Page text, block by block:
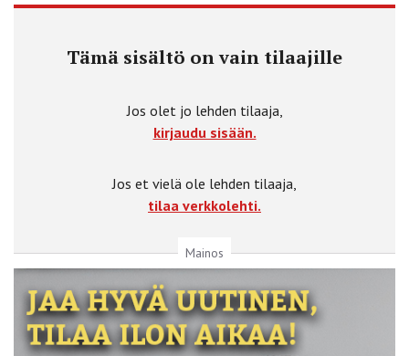
Tämä sisältö on vain tilaajille
Jos olet jo lehden tilaaja,
kirjaudu sisään.
Jos et vielä ole lehden tilaaja,
tilaa verkkolehti.
Mainos